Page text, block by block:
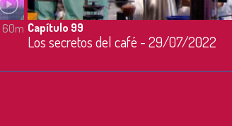
60m Capítulo 99
Los secretos del café - 29/07/2022